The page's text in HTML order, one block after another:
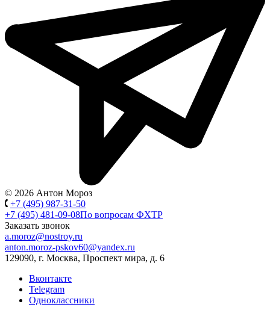
© 2026 Антон Мороз
+7 (495) 987-31-50
+7 (495) 481-09-08По вопросам ФХТР
Заказать звонок
a.moroz@nostroy.ru
anton.moroz-pskov60@yandex.ru
129090, г. Москва, Проспект мира, д. 6
Вконтакте
Telegram
Одноклассники